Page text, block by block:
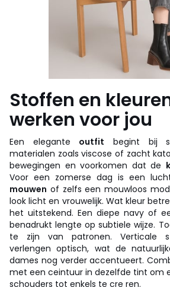
Stoffen en
werken voor jou
Een elegante outfit begint bij
materialen zoals viscose of zacht
bewegingen en voorkomen dat de
Voor een zomerse dag is een
mouwen of zelfs een mouwloos
look licht en vrouwelijk. Wat kleur
het uitstekend. Een diepe navy of
benadrukt lengte op subtiele wijze.
te zijn van patronen. Verticale
verlengen optisch, wat de
dames nog verder accentueert.
met een ceintuur in dezelfde tint om
schouders tot enkels te cre ren.